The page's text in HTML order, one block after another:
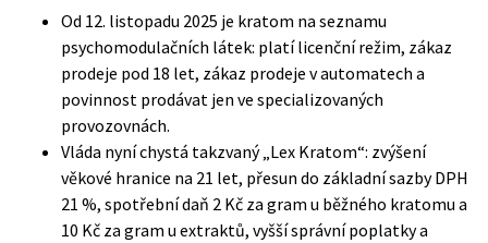
Od 12. listopadu 2025 je kratom na seznamu
psychomodulačních látek: platí licenční režim, zákaz
prodeje pod 18 let, zákaz prodeje v automatech a
povinnost prodávat jen ve specializovaných
provozovnách.
Vláda nyní chystá takzvaný „Lex Kratom“: zvýšení
věkové hranice na 21 let, přesun do základní sazby DPH
21 %, spotřební daň 2 Kč za gram u běžného kratomu a
10 Kč za gram u extraktů, vyšší správní poplatky a